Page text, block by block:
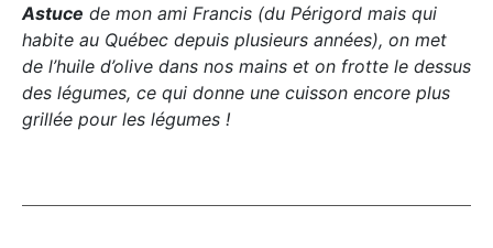
Astuce de mon ami Francis (du Périgord mais qui
habite au Québec depuis plusieurs années), on met
de l’huile d’olive dans nos mains et on frotte le dessus
des légumes, ce qui donne une cuisson encore plus
grillée pour les légumes !